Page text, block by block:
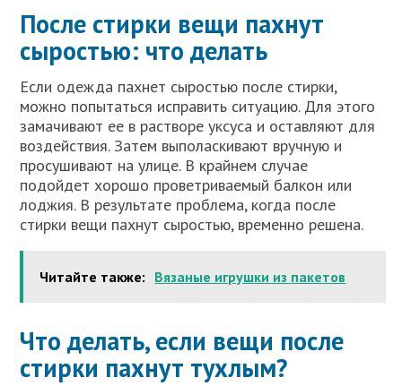
После стирки вещи пахнут
сыростью: что делать
Если одежда пахнет сыростью после стирки,
можно попытаться исправить ситуацию. Для этого
замачивают ее в растворе уксуса и оставляют для
воздействия. Затем выполаскивают вручную и
просушивают на улице. В крайнем случае
подойдет хорошо проветриваемый балкон или
лоджия. В результате проблема, когда после
стирки вещи пахнут сыростью, временно решена.
Читайте также: Вязаные игрушки из пакетов
Что делать, если вещи после
стирки пахнут тухлым?